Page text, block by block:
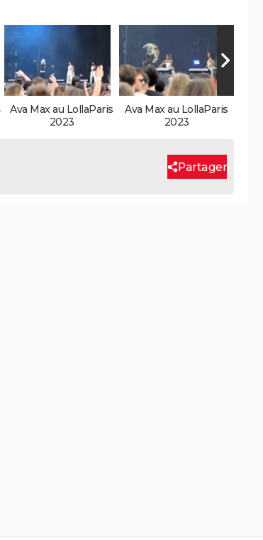
Ava Max au LollaParis
2023
Ava Max au LollaParis
2023
Partager